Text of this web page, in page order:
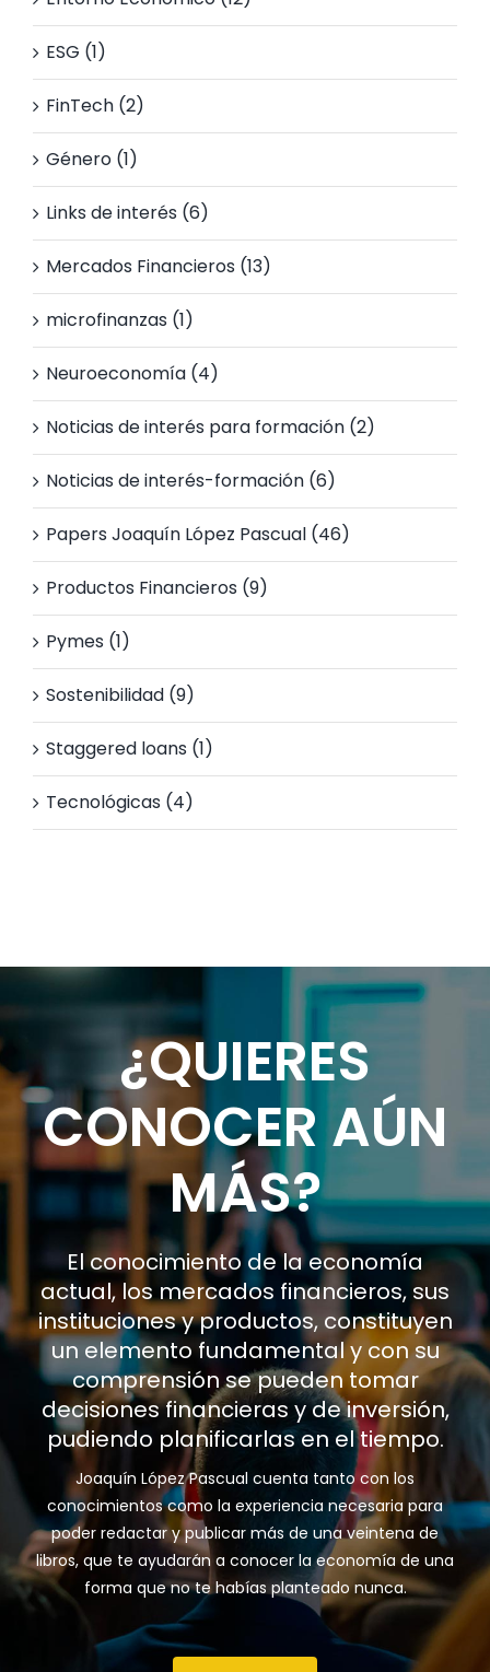
ESG (1)
FinTech (2)
Género (1)
Links de interés (6)
Mercados Financieros (13)
microfinanzas (1)
Neuroeconomía (4)
Noticias de interés para formación (2)
Noticias de interés-formación (6)
Papers Joaquín López Pascual (46)
Productos Financieros (9)
Pymes (1)
Sostenibilidad (9)
Staggered loans (1)
Tecnológicas (4)
¿QUIERES
CONOCER AÚN
MÁS?
El conocimiento de la economía
actual, los mercados financieros, sus
instituciones y productos, constituyen
un elemento fundamental y con su
comprensión se pueden tomar
decisiones financieras y de inversión,
pudiendo planificarlas en el tiempo.
Joaquín López Pascual cuenta tanto con los
conocimientos como la experiencia necesaria para
poder redactar y publicar más de una veintena de
libros, que te ayudarán a conocer la economía de una
forma que no te habías planteado nunca.